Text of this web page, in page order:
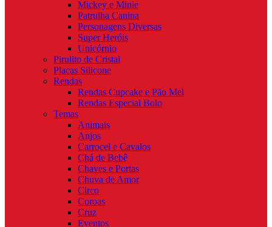
Mickey e Minie
Patrulha Canina
Personagens Diversas
Super Heróis
Unicórnio
Pirulito de Cristal
Placas Silicone
Rendas
Rendas Cupcake e Pão Mel
Rendas Especial Bolo
Temas
Animais
Anjos
Carrocel e Cavalos
Chá de Bebê
Chaves e Portas
Chuva de Amor
Circo
Coroas
Cruz
Eventos